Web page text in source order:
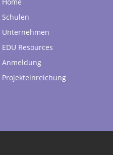
Schulen
Unternehmen
EDU Resources
Anmeldung
Projekteinreichung